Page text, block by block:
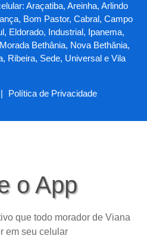
Araçatiba, Areinha, Arlindo
Bom Pastor, Cabral, Campo
Eldorado, Industrial, Ipanema,
Bethânia, Nova Bethânia,
Ribeira, Sede, Universal e Vila
| Política de Privacidade
o App
que todo morador de Viana
em seu celular